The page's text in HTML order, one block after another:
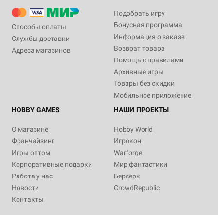
Способы оплаты
Службы доставки
Адреса магазинов
Подобрать игру
Бонусная программа
Информация о заказе
Возврат товара
Помощь с правилами
Архивные игры
Товары без скидки
Мобильное приложение
HOBBY GAMES
О магазине
Франчайзинг
Игры оптом
Корпоративные подарки
Работа у нас
Новости
Контакты
НАШИ ПРОЕКТЫ
Hobby World
Игрокон
Warforge
Мир фантастики
Берсерк
CrowdRepublic